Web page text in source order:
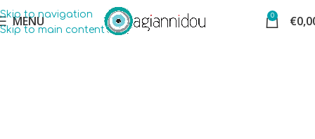
Skip to navigation
Skip to main content
MENU 0 €